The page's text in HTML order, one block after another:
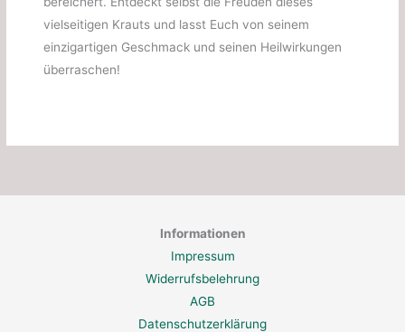
vielseitigen Krauts und lasst Euch von seinem
einzigartigen Geschmack und seinen Heilwirkungen
überraschen!
Informationen
Impressum
Widerrufsbelehrung
AGB
Datenschutzerklärung